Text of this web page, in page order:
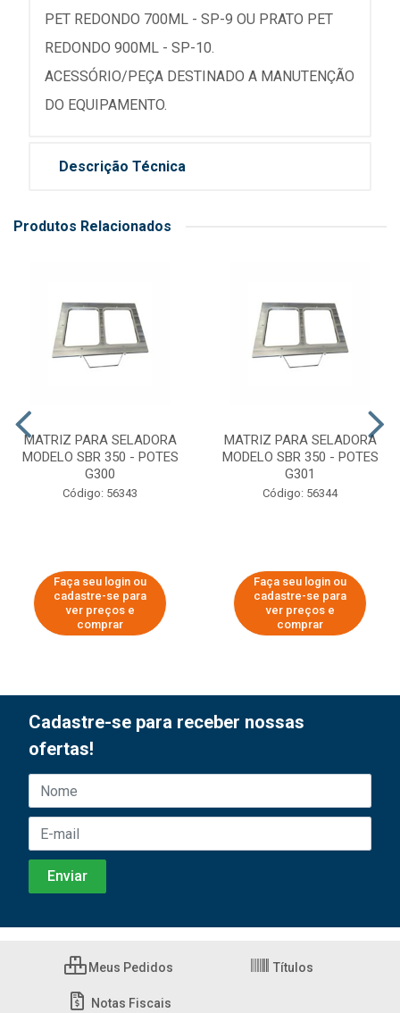
PET REDONDO 700ML - SP-9 OU PRATO PET
REDONDO 900ML - SP-10.
ACESSÓRIO/PEÇA DESTINADO A MANUTENÇÃO
DO EQUIPAMENTO.
Descrição Técnica
Produtos Relacionados
MATRIZ PARA SELADORA
MODELO SBR 350 - POTES
G300
Código: 56343
Faça seu login ou
cadastre-se para
ver preços e
comprar
MATRIZ PARA SELADORA
MODELO SBR 350 - POTES
G301
Código: 56344
Faça seu login ou
cadastre-se para
ver preços e
comprar
Cadastre-se para receber nossas
ofertas!
Meus Pedidos Títulos
Notas Fiscais